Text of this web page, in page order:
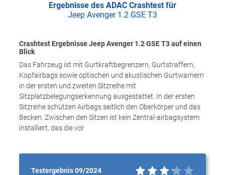
Ergebnisse des ADAC Crashtest für
Jeep Avenger 1.2 GSE T3
Crashtest Ergebnisse Jeep Avenger 1.2 GSE T3 auf einen
Blick
Das Fahrzeug ist mit Gurtkraftbegrenzern, Gurtstraffern,
Kopfairbags sowie optischen und akustischen Gurtwarnern
in der ersten und zweiten Sitzreihe mit
Sitzplatzbelegungserkennung ausgestattet. In der ersten
Sitzreihe schützen Airbags seitlich den Oberkörper und das
Becken. Zwischen den Sitzen ist kein Zentral-airbagsystem
installiert, das die vor
Testergebnis 09/2024